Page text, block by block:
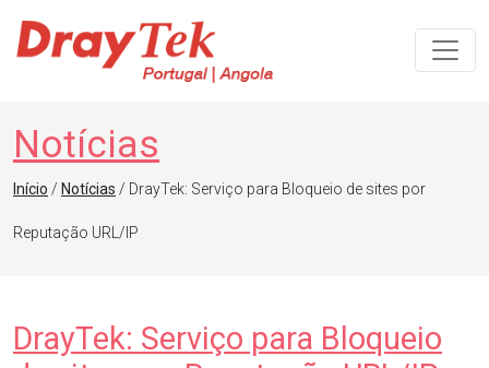
Navegação principal
Notícias
Início / Notícias / DrayTek: Serviço para Bloqueio de sites por
Reputação URL/IP
DrayTek: Serviço para Bloqueio